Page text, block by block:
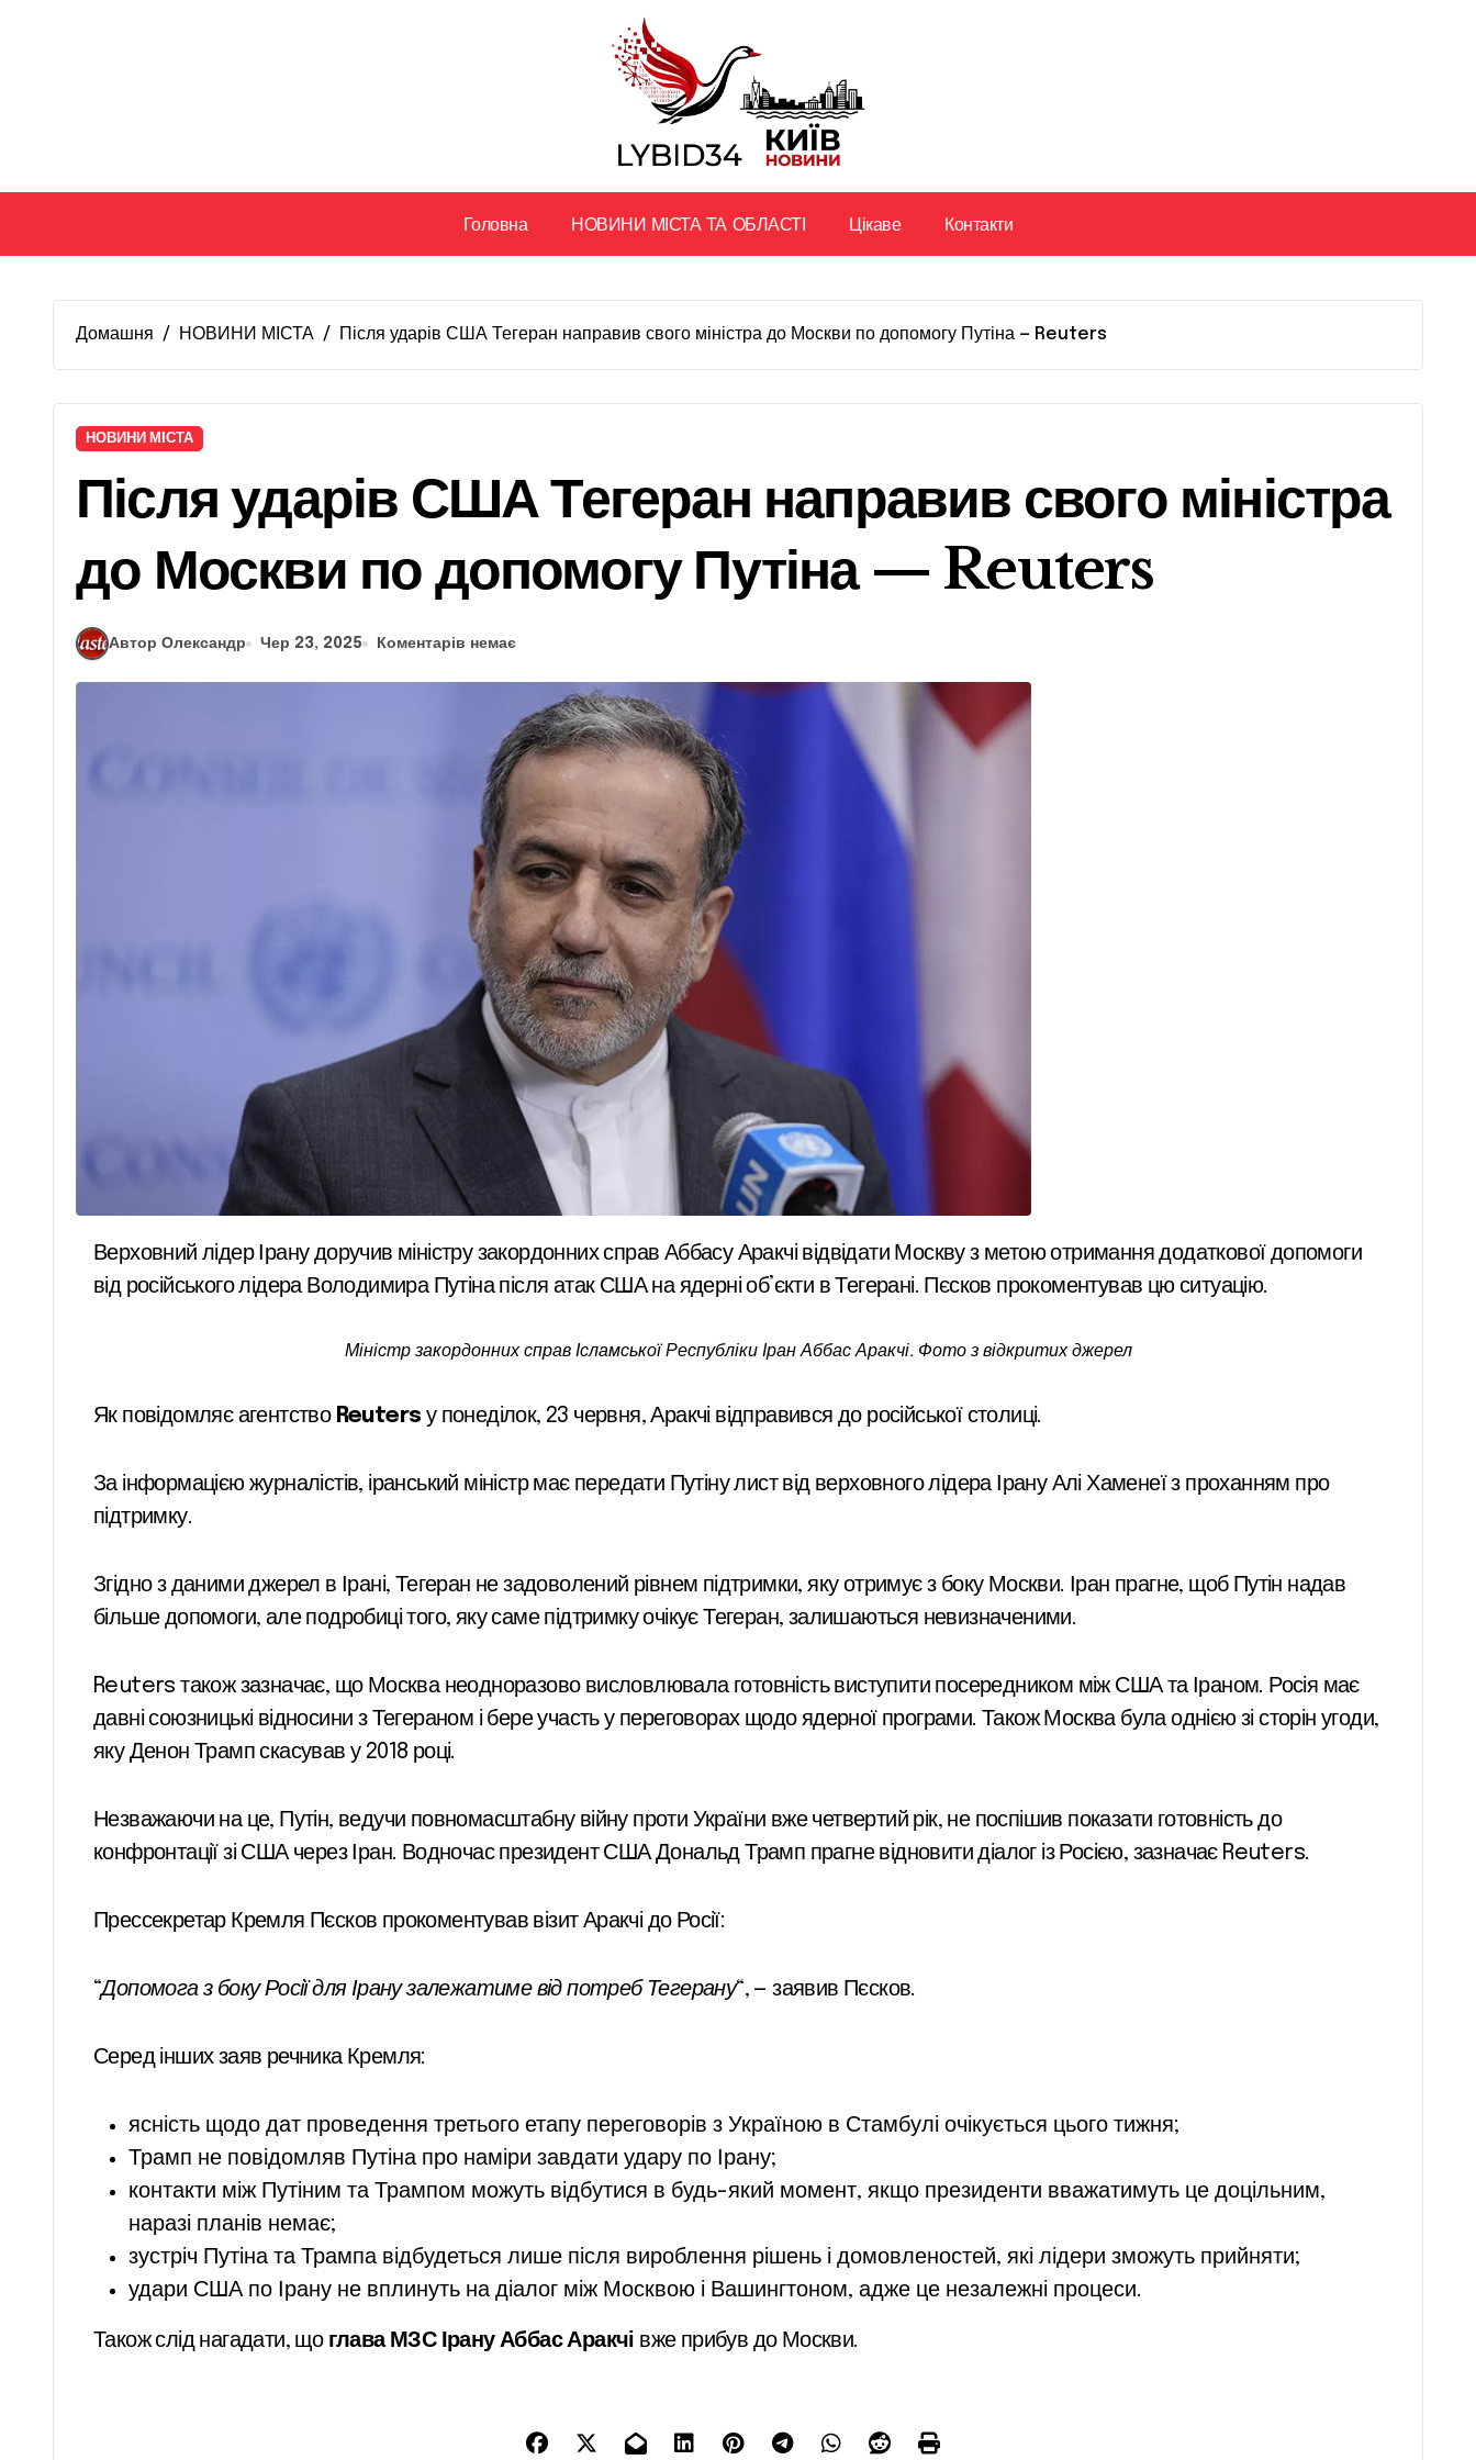
Головна НОВИНИ МІСТА ТА ОБЛАСТІ Цікаве Контакти
Домашня НОВИНИ МІСТА Після ударів США Тегеран направив свого міністра до Москви по допомогу Путіна — Reuters
НОВИНИ МІСТА
Після ударів США Тегеран направив свого міністра
до Москви по допомогу Путіна — Reuters
Автор Олександр Чер 23, 2025 Коментарів немає
Верховний лідер Ірану доручив міністру закордонних справ Аббасу Аракчі відвідати Москву з метою отримання додаткової допомоги
від російського лідера Володимира Путіна після атак США на ядерні об’єкти в Тегерані. Пєсков прокоментував цю ситуацію.
Міністр закордонних справ Ісламської Республіки Іран Аббас Аракчі. Фото з відкритих джерел
Як повідомляє агентство Reuters у понеділок, 23 червня, Аракчі відправився до російської столиці.
За інформацією журналістів, іранський міністр має передати Путіну лист від верховного лідера Ірану Алі Хаменеї з проханням про
підтримку.
Згідно з даними джерел в Ірані, Тегеран не задоволений рівнем підтримки, яку отримує з боку Москви. Іран прагне, щоб Путін надав
більше допомоги, але подробиці того, яку саме підтримку очікує Тегеран, залишаються невизначеними.
Reuters також зазначає, що Москва неодноразово висловлювала готовність виступити посередником між США та Іраном. Росія має
давні союзницькі відносини з Тегераном і бере участь у переговорах щодо ядерної програми. Також Москва була однією зі сторін угоди,
яку Денон Трамп скасував у 2018 році.
Незважаючи на це, Путін, ведучи повномасштабну війну проти України вже четвертий рік, не поспішив показати готовність до
конфронтації зі США через Іран. Водночас президент США Дональд Трамп прагне відновити діалог із Росією, зазначає Reuters.
Прессекретар Кремля Пєсков прокоментував візит Аракчі до Росії:
“Допомога з боку Росії для Ірану залежатиме від потреб Тегерану“, — заявив Пєсков.
Серед інших заяв речника Кремля:
ясність щодо дат проведення третього етапу переговорів з Україною в Стамбулі очікується цього тижня;
Трамп не повідомляв Путіна про наміри завдати удару по Ірану;
контакти між Путіним та Трампом можуть відбутися в будь-який момент, якщо президенти вважатимуть це доцільним,
наразі планів немає;
зустріч Путіна та Трампа відбудеться лише після вироблення рішень і домовленостей, які лідери зможуть прийняти;
удари США по Ірану не вплинуть на діалог між Москвою і Вашингтоном, адже це незалежні процеси.
Також слід нагадати, що глава МЗС Ірану Аббас Аракчі вже прибув до Москви.